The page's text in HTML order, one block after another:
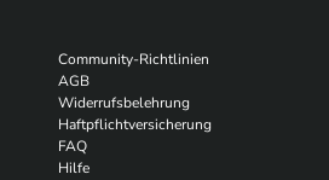
Community-Richtlinien
AGB
Widerrufsbelehrung
Haftpflichtversicherung
FAQ
Hilfe